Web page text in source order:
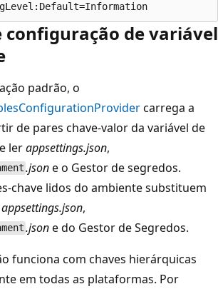
configuração de variável
padrão, o
carrega a
de pares chave-valor da variável de
lerappsettings.json,
.jsone o Gestor de segredos.
chave lidos do ambiente substituem
appsettings.json,
.jsone do Gestor de Segredos.
funciona com chaves hierárquicas
em todas as plataformas. Por